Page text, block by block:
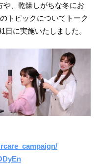
、乾燥しがちな冬にお
トピックについてトーク
日に実施いたしました。